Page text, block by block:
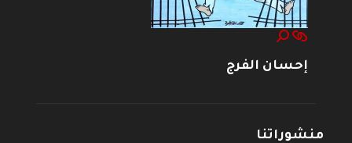
إحسان الفرج
منشوراتنا